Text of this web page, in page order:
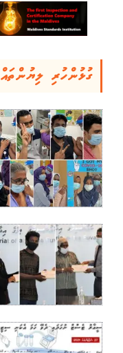
ގުޅުންހުރި ލިޔުންތައް